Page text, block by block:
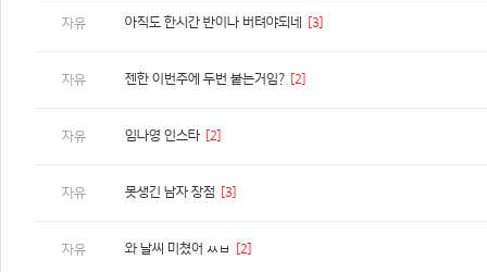
자유 아직도 한시간 반이나 버텨야되네 [3]
자유 젠한 이번주에 두번 붙는거임? [2]
자유 임나영 인스타 [2]
자유 못생긴 남자 장점 [3]
자유 와 날씨 미쳤어 ㅆㅂ [2]